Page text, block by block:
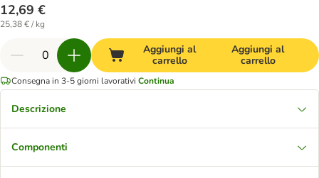
12,69 €
25,38 € / kg
Aggiungi al
carrello
Aggiungi al
carrello
Consegna in 3-5 giorni lavorativi Continua
Descrizione
Componenti